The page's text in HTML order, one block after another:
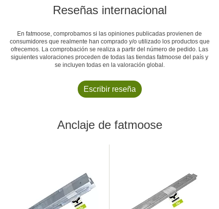
Reseñas internacional
En fatmoose, comprobamos si las opiniones publicadas provienen de
consumidores que realmente han comprado y/o utilizado los productos que
ofrecemos. La comprobación se realiza a partir del número de pedido. Las
siguientes valoraciones proceden de todas las tiendas fatmoose del país y
se incluyen todas en la valoración global.
Escribir reseña
Anclaje de fatmoose